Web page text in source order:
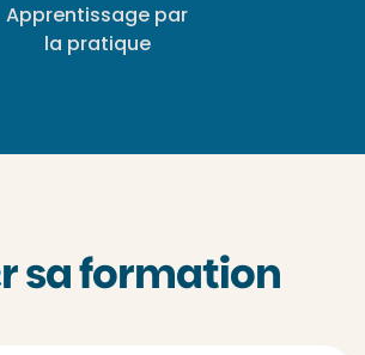
Apprentissage par
la pratique
sa formation